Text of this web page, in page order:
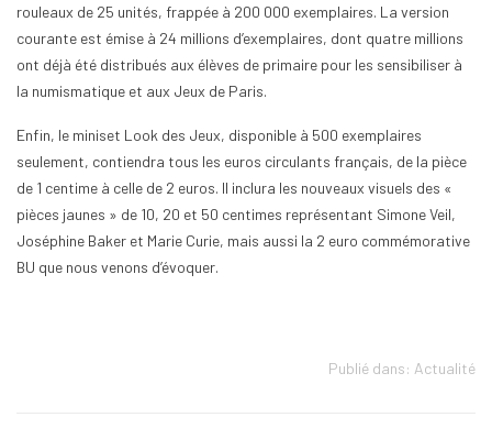
rouleaux de 25 unités, frappée à 200 000 exemplaires. La version
courante est émise à 24 millions d’exemplaires, dont quatre millions
ont déjà été distribués aux élèves de primaire pour les sensibiliser à
la numismatique et aux Jeux de Paris.
Enfin, le miniset Look des Jeux, disponible à 500 exemplaires
seulement, contiendra tous les euros circulants français, de la pièce
de 1 centime à celle de 2 euros. Il inclura les nouveaux visuels des «
pièces jaunes » de 10, 20 et 50 centimes représentant Simone Veil,
Joséphine Baker et Marie Curie, mais aussi la 2 euro commémorative
BU que nous venons d’évoquer.
Publié dans: Actualité